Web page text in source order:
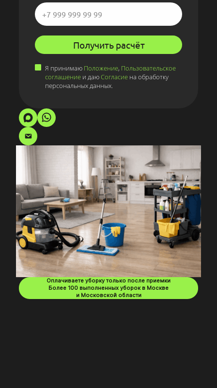
Получить расчёт
Я принимаю Положение, Пользовательское
соглашение и даюСогласие на обработку
персональных данных.
Оплачиваете уборку только после приемки
Более 100 выполненных уборок в Москве
и Московской области